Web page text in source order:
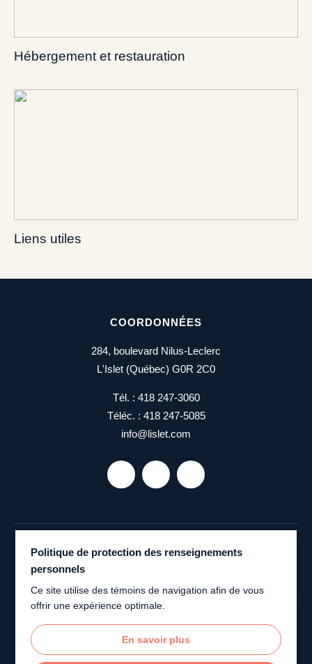
Politique de protection des renseignements
personnels
Ce site utilise des témoins de navigation afin de vous
offrir une expérience optimale.
En savoir plus
Hébergement et restauration
Liens utiles
COORDONNÉES
284, boulevard Nilus-Leclerc
L'Islet (Québec) G0R 2C0
Tél. : 418 247-3060
Téléc. : 418 247-5085
info@lislet.com
Municipalité de L’Islet © 2026 Tous droits réservés
Plan du site